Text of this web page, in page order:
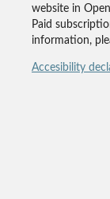
website in
Paid
information,
Accesibility